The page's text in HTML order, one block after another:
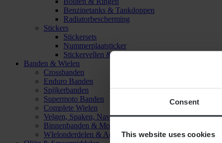
Consent
This website uses cookies
Benzinetanks & Tankdoppen
Radiatorbescherming
Stickers
Stickersets
Nummerplaatsticker
Stickervellen & Stickers
Banden & Wielen
Crossbanden
Enduro Banden
Spijkerbanden
Supermoto Banden
Complete Wielen
Velgen, Spaken, Naven & Lagers
Binnenbanden & Mousses
WIelonderdelen & Accessoires